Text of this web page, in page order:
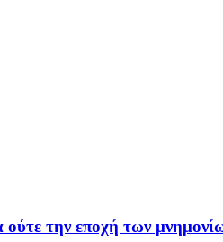
ούτε την εποχή των